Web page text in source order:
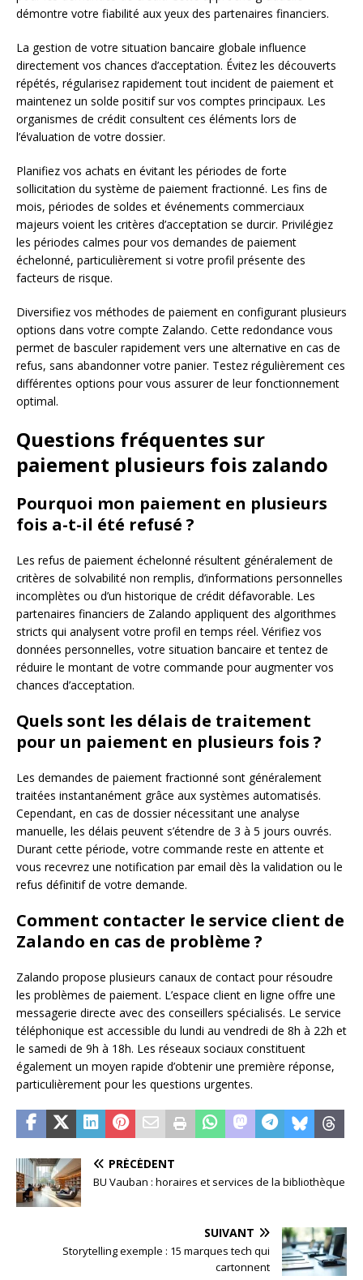
démontre votre fiabilité aux yeux des partenaires financiers.
La gestion de votre situation bancaire globale influence
directement vos chances d’acceptation. Évitez les découverts
répétés, régularisez rapidement tout incident de paiement et
maintenez un solde positif sur vos comptes principaux. Les
organismes de crédit consultent ces éléments lors de
l’évaluation de votre dossier.
Planifiez vos achats en évitant les périodes de forte
sollicitation du système de paiement fractionné. Les fins de
mois, périodes de soldes et événements commerciaux
majeurs voient les critères d’acceptation se durcir. Privilégiez
les périodes calmes pour vos demandes de paiement
échelonné, particulièrement si votre profil présente des
facteurs de risque.
Diversifiez vos méthodes de paiement en configurant plusieurs
options dans votre compte Zalando. Cette redondance vous
permet de basculer rapidement vers une alternative en cas de
refus, sans abandonner votre panier. Testez régulièrement ces
différentes options pour vous assurer de leur fonctionnement
optimal.
Questions fréquentes sur
paiement plusieurs fois zalando
Pourquoi mon paiement en plusieurs
fois a-t-il été refusé ?
Les refus de paiement échelonné résultent généralement de
critères de solvabilité non remplis, d’informations personnelles
incomplètes ou d’un historique de crédit défavorable. Les
partenaires financiers de Zalando appliquent des algorithmes
stricts qui analysent votre profil en temps réel. Vérifiez vos
données personnelles, votre situation bancaire et tentez de
réduire le montant de votre commande pour augmenter vos
chances d’acceptation.
Quels sont les délais de traitement
pour un paiement en plusieurs fois ?
Les demandes de paiement fractionné sont généralement
traitées instantanément grâce aux systèmes automatisés.
Cependant, en cas de dossier nécessitant une analyse
manuelle, les délais peuvent s’étendre de 3 à 5 jours ouvrés.
Durant cette période, votre commande reste en attente et
vous recevrez une notification par email dès la validation ou le
refus définitif de votre demande.
Comment contacter le service client de
Zalando en cas de problème ?
Zalando propose plusieurs canaux de contact pour résoudre
les problèmes de paiement. L’espace client en ligne offre une
messagerie directe avec des conseillers spécialisés. Le service
téléphonique est accessible du lundi au vendredi de 8h à 22h et
le samedi de 9h à 18h. Les réseaux sociaux constituent
également un moyen rapide d’obtenir une première réponse,
particulièrement pour les questions urgentes.
PRÉCÉDENT
BU Vauban : horaires et services de la bibliothèque
SUIVANT
Storytelling exemple : 15 marques tech qui
cartonnent